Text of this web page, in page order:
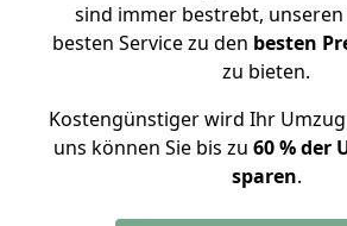
sind immer bestrebt,
besten Service zu den besten
zu bieten.
Kostengünstiger wird Ihr
uns können Sie bis zu 60 % der
sparen.